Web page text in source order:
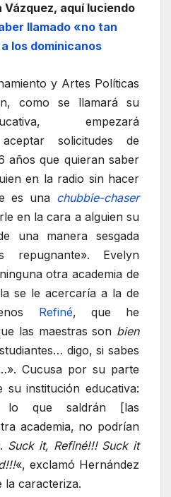
Vázquez, aquí luciendo
llamado «no tan
los dominicanos
y Artes Políticas
como se llamará su
empezará
solicitudes de
años que quieran saber
en la radio sin hacer
es una chubbie-chaser
en la cara a alguien su
una manera sesgada
repugnante». Evelyn
otra academia de
se le acercaría a la de
Refiné, que he
las maestras son bien
digo, si sabes
Cucusa por su parte
institución educativa:
lo que saldrán [las
academia, no podrían
Suck it, Refiné!!! Suck it
«, exclamó Hernández
la caracteriza.